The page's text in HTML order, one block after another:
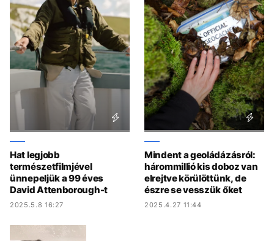
Hat legjobb
természetfilmjével
ünnepeljük a 99 éves
David Attenborough-t
2025.5.8 16:27
Mindent a geoládázásról:
hárommillió kis doboz van
elrejtve körülöttünk, de
észre se vesszük őket
2025.4.27 11:44